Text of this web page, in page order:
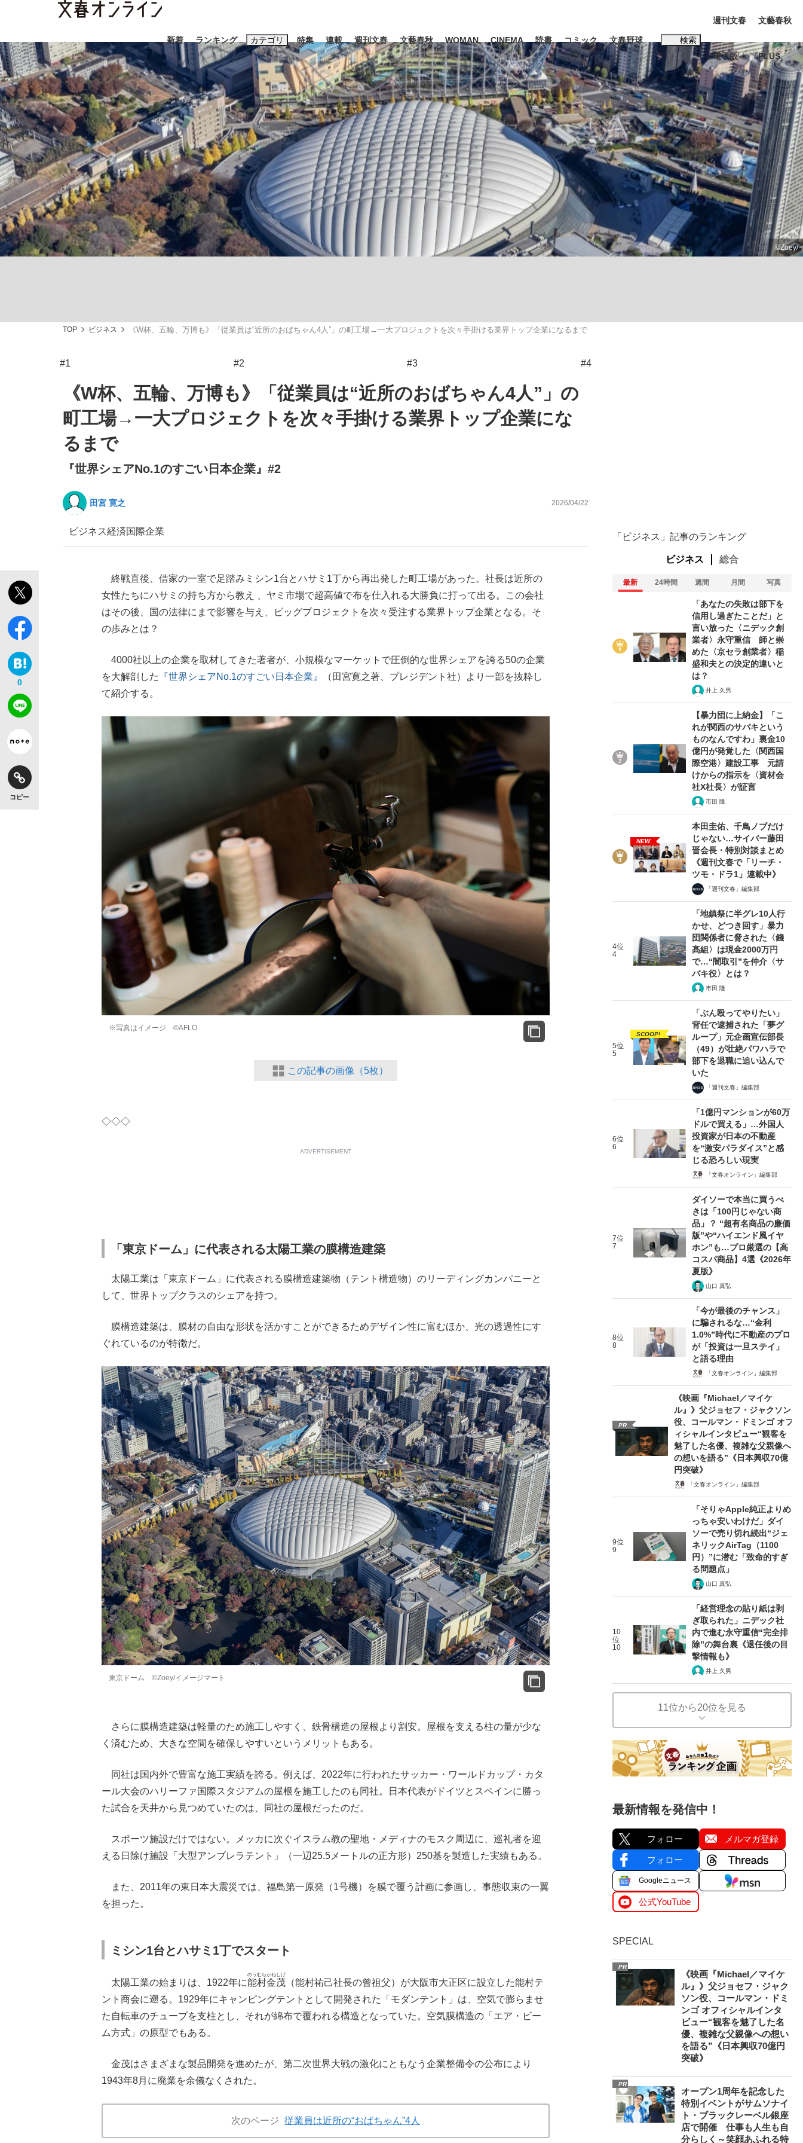
新着 ランキング カテゴリ
スクープ ニュース エンタメ ライフ ビジネス インタビュー 読書
「90%は失敗する。でも…」本田圭佑が初めて明かした日本代表監督に... 「最悪の空気のまま解散」WBC日本代表“敗戦”の真実 選手が明かす...
特集
終戦から81年
観る将棋、読む将棋
the Style
連載 週刊文春 文藝春秋 WOMAN CINEMA 読書 コミック 文春野球 検索
キーワード入力
おすすめのキーワードタグ一覧
#藤田晋 #三山凌輝 #高市早苗 #後藤真希 #森岡毅 #城彰二 #内田有紀
#松田聖子
#玉木雄一郎
#亀和田武
週刊文春
電子版
文藝春秋
PLUS
TOP ビジネス 《W杯、五輪、万博も》「従業員は“近所のおばちゃん4人”」の町工場→一大プロジェクトを次々手掛ける業界トップ企業になるまで
#1 #2 #3 #4
《W杯、五輪、万博も》「従業員は“近所のおばちゃん4人”」の
町工場→一大プロジェクトを次々手掛ける業界トップ企業にな
るまで
『世界シェアNo.1のすごい日本企業』#2
田宮 寛之 2026/04/22
ビジネス経済国際企業
0
コピー
終戦直後、借家の一室で足踏みミシン1台とハサミ1丁から再出発した町工場があった。社長は近所の
女性たちにハサミの持ち方から教え 、ヤミ市場で超高値で布を仕入れる大勝負に打って出る。この会社
はその後、国の法律にまで影響を与え、ビッグプロジェクトを次々受注する業界トップ企業となる。そ
の歩みとは？
4000社以上の企業を取材してきた著者が、小規模なマーケットで圧倒的な世界シェアを誇る50の企業
を大解剖した
『世界シェアNo.1のすごい日本企業』
（田宮寛之著、プレジデント社）より一部を抜粋し
て紹介する。
※写真はイメージ ©AFLO
この記事の画像（5枚）
◇◇◇
ADVERTISEMENT
「東京ドーム」に代表される太陽工業の膜構造建築
太陽工業は「東京ドーム」に代表される膜構造建築物（テント構造物）のリーディングカンパニーと
して、世界トップクラスのシェアを持つ。
膜構造建築は、膜材の自由な形状を活かすことができるためデザイン性に富むほか、光の透過性にす
ぐれているのが特徴だ。
東京ドーム ©︎Zoey/イメージマート
さらに膜構造建築は軽量のため施工しやすく、鉄骨構造の屋根より割安。屋根を支える柱の量が少な
く済むため、大きな空間を確保しやすいというメリットもある。
同社は国内外で豊富な施工実績を誇る。例えば、2022年に行われたサッカー・ワールドカップ・カタ
ール大会のハリーファ国際スタジアムの屋根を施工したのも同社。日本代表がドイツとスペインに勝っ
た試合を天井から見つめていたのは、同社の屋根だったのだ。
スポーツ施設だけではない。メッカに次ぐイスラム教の聖地・メディナのモスク周辺に、巡礼者を迎
える日除け施設「大型アンブレラテント」（一辺25.5メートルの正方形）250基を製造した実績もある。
また、2011年の東日本大震災では、福島第一原発（1号機）を膜で覆う計画に参画し、事態収束の一翼
を担った。
ミシン1台とハサミ1丁でスタート
太陽工業の始まりは、1922年に能村金茂
のうむらかねしげ
（能村祐己社長の曾祖父）が大阪市大正区に設立した能村テ
ント商会に遡る。1929年にキャンピングテントとして開発された「モダンテント」は、空気で膨らませ
た自転車のチューブを支柱とし、それが綿布で覆われる構造となっていた。空気膜構造の「エア・ビー
ム方式」の原型でもある。
金茂はさまざまな製品開発を進めたが、第二次世界大戦の激化にともなう企業整備令の公布により
1943年8月に廃業を余儀なくされた。
次のページ 従業員は近所の“おばちゃん”4人
「ビジネス」記事のランキング
ビジネス 総合
最新 24時間 週間 月間 写真
「あなたの失敗は部下を
信用し過ぎたことだ」と
言い放った〈ニデック創
業者〉永守重信 師と崇
めた〈京セラ創業者〉稲
盛和夫との決定的違いと
は？
井上 久男
【暴力団に上納金】「こ
れが関西のサバキという
ものなんですわ」裏金10
億円が発覚した〈関西国
際空港〉建設工事 元請
けからの指示を〈資材会
社X社長〉が証言
市田 隆
NEW
本田圭佑、千鳥ノブだけ
じゃない…サイバー藤田
晋会長・特別対談まとめ
《週刊文春で「リーチ・
ツモ・ドラ1」連載中》
「週刊文春」編集部
4位
4
「地鎮祭に半グレ10人行
かせ、どつき回す」暴力
団関係者に脅された〈錢
髙組〉は現金2000万円
で…“闇取引”を仲介〈サ
バキ役〉とは？
市田 隆
5位
5
SCOOP!
「ぶん殴ってやりたい」
背任で逮捕された「夢グ
ループ」元企画宣伝部長
（49）が壮絶パワハラで
部下を退職に追い込んで
いた
「週刊文春」編集部
6位
6
「1億円マンションが60万
ドルで買える」…外国人
投資家が日本の不動産
を“激安パラダイス”と感
じる恐ろしい現実
「文春オンライン」編集部
7位
7
ダイソーで本当に買うべ
きは「100円じゃない商
品」？ “超有名商品の廉価
版”や“ハイエンド風イヤ
ホン”も…プロ厳選の【高
コスパ商品】4選《2026年
夏版》
山口 真弘
8位
8
「今が最後のチャンス」
に騙されるな…“金利
1.0%”時代に不動産のプロ
が「投資は一旦ステイ」
と語る理由
「文春オンライン」編集部
PR
《映画『Michael／マイケ
ル』》父ジョセフ・ジャクソン
役、コールマン・ドミンゴ オフ
ィシャルインタビュー“観客を
魅了した名優、複雑な父親像へ
の想いを語る”《日本興収70億
円突破》
「文春オンライン」編集部
9位
9
「そりゃApple純正よりめ
っちゃ安いわけだ」ダイ
ソーで売り切れ続出“ジェ
ネリックAirTag（1100
円）”に潜む「致命的すぎ
る問題点」
山口 真弘
10
位
10
「経営理念の貼り紙は剥
ぎ取られた」ニデック社
内で進む永守重信“完全排
除”の舞台裏《退任後の目
撃情報も》
井上 久男
11位から20位を見る
最新情報を発信中！
フォロー メルマガ登録
フォロー
Googleニュース
公式YouTube
SPECIAL
PR
《映画『Michael／マイケ
ル』》父ジョセフ・ジャク
ソン役、コールマン・ドミ
ンゴ オフィシャルインタ
ビュー“観客を魅了した名
優、複雑な父親像への想い
を語る”《日本興収70億円
突破》
PR
オープン1周年を記念した
特別イベントがサムソナイ
ト・ブラックレーベル銀座
店で開催 仕事も人生も自
分らしく～笑顔あふれる特